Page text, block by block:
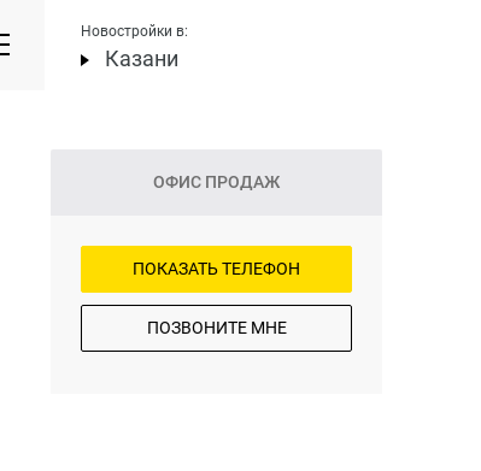
Новостройки в:
Казани
ОФИС ПРОДАЖ
ПОКАЗАТЬ ТЕЛЕФОН
ПОЗВОНИТЕ МНЕ